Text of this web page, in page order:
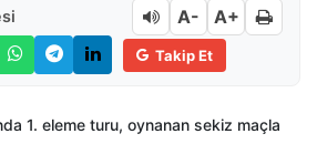
A- A+
Takip Et
1. eleme turu, oynanan sekiz maçla